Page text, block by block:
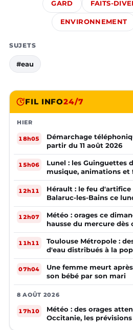
GARD FAITS-
ENVIRONNEMENT
SUJETS
#eau
FIL INFO24/7
HIER
18h05
Démarchage
partir du 11 août 2026
15h06
Lunel : les Guinguettes
musique, animations et
12h11
Hérault : le feu
Balaruc-les-Bains ce
12h07
Météo : orages ce
hausse du mercure dès
11h11
Toulouse Métropole :
d'eau distribués à la
07h04
Une femme meurt
son bébé par son mari
8 AOÛT 2026
17h10
Météo : des orages
Occitanie, les prévisions